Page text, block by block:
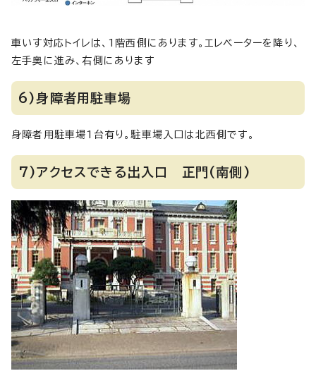
車いす対応トイレは、1階西側にあります。エレベーターを降り、
左手奥に進み、右側にあります
6)身障者用駐車場
身障者用駐車場1台有り。駐車場入口は北西側です。
7)アクセスできる出入口 正門(南側)